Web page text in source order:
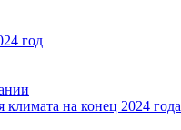
год
на конец 2024 года